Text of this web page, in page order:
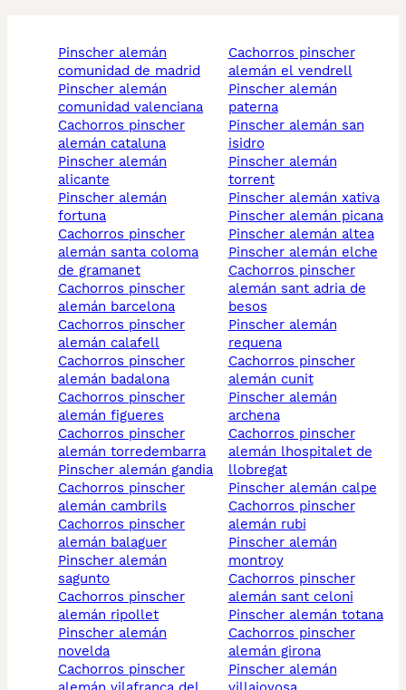
pinscher alemán
comunidad de madrid
pinscher alemán
comunidad valenciana
cachorros pinscher
alemán cataluna
pinscher alemán
alicante
pinscher alemán
fortuna
cachorros pinscher
alemán santa coloma
de gramanet
cachorros pinscher
alemán barcelona
cachorros pinscher
alemán calafell
cachorros pinscher
alemán badalona
cachorros pinscher
alemán figueres
cachorros pinscher
alemán torredembarra
pinscher alemán gandia
cachorros pinscher
alemán cambrils
cachorros pinscher
alemán balaguer
pinscher alemán
sagunto
cachorros pinscher
alemán ripollet
pinscher alemán
novelda
cachorros pinscher
cachorros pinscher
alemán el vendrell
pinscher alemán
paterna
pinscher alemán san
isidro
pinscher alemán
torrent
pinscher alemán xativa
pinscher alemán picana
pinscher alemán altea
pinscher alemán elche
cachorros pinscher
alemán sant adria de
besos
pinscher alemán
requena
cachorros pinscher
alemán cunit
pinscher alemán
archena
cachorros pinscher
alemán lhospitalet de
llobregat
pinscher alemán calpe
cachorros pinscher
alemán rubi
pinscher alemán
montroy
cachorros pinscher
alemán sant celoni
pinscher alemán totana
cachorros pinscher
alemán girona
pinscher alemán